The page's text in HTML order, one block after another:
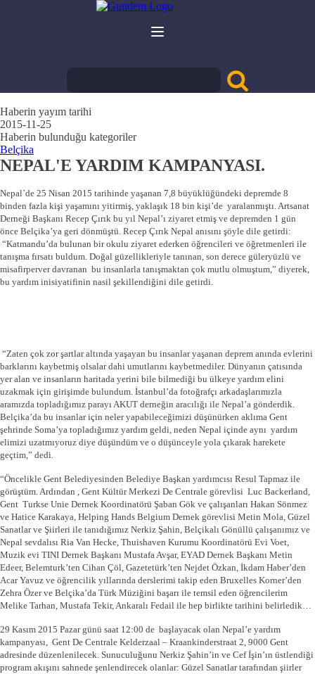
Haberin yayım tarihi
2015-11-25
Haberin bulunduğu kategoriler
Belçika
NEPAL'E YARDIM KAMPANYASI.
Nepal`de 25 Nisan 2015 tarihinde yaşanan 7,8 büyüklüğündeki depremde 8
binden fazla kişi yaşamını yitirmiş, yaklaşık 18 bin kişi’de yaralanmıştı. Artsanat
Derneği Başkanı Recep Çırık bu yıl Nepal’ı ziyaret etmiş ve depremden 1 gün
önce Belçika’ya geri dönmüştü. Recep Çırık Nepal anısını şöyle dile getirdi:
“Katmandu’da bulunan bir okulu ziyaret ederken öğrencileri ve öğretmenleri ile
tanışma fırsatı buldum. Doğal güzellikleriyle tanınan, son derece güleryüzlü ve
misafirperver davranan bu insanlarla tanışmaktan çok mutlu olmuştum,” diyerek,
bu yardım inisiyatifinin nasil şekillendiğini dile getirdi.
“Zaten çok zor şartlar altında yaşayan bu insanlar yaşanan deprem anında evlerini
barklarını kaybetmiş olsalar dahi umutlarını kaybetmediler. Dünyanın çatısında
yer alan ve insanların haritada yerini bile bilmediği bu ülkeye yardım elini
uzakmak için girişimde bulundum. İstanbul’da fotoğrafçı arkadaşlarımızla
aramızda topladığımız parayı AKUT derneğin aracılığı ile Nepal’a gönderdik.
Belçika’da bu insanlar için neler yapabileceğimizi düşünürken aklıma Gent
şehrinde Soma’ya topladığımız yardım geldi, neden Nepal içinde aynı yardım
elimizi uzatmıyoruz diye düşündüm ve o düşünceyle yola çıkarak harekete
geçtim,” dedi.
“Öncelikle Gent Belediyesinden Belediye Başkan yardımcısı Resul Tapmaz ile
görüştüm. Ardından , Gent Kültür Merkezi De Centrale görevlisi Luc Backerland,
Gent Turkse Unie Dernek Koordinatörü Şaban Gök ve çalışanları Hakan Sönmez
ve Hatice Karakaya, Helping Hands Belgium Dernek görevlisi Metin Mola, Güzel
Sanatlar ve Şiirleri ile tanıdığımız Nerkiz Şahin, Belçikalı Gönüllü çalışanımız ve
Nepal sevdalısı Ria Van Hecke, Thuishaven Kurumu Koordinatörü Evi Voet,
Muzik evi TINI Dernek Başkanı Mustafa Avşar, EYAD Dernek Başkanı Metin
Edeer, Belemturk’ten Cihan Çöl, Gazetetürk’ten Nejdet Özkan, İkdam Haber’den
Acar Yavuz ve öğrencilik yıllarında derslerimi takip eden Bruxelles Korner’den
Zehra Özer ve Belçika’da Türk Müziğini başarı ile temsil eden öğrencilerim
Melike Tarhan, Mustafa Tekir, Ankaralı Fedail ile hep birlikte tarihini belirledik…
29 Kasım 2015 Pazar günü saat 12:00 de başlayacak olan Nepal’e yardım
kampanyası, Gent De Centrale Kelderzaal – Kraankinderstraat 2, 9000 Gent
adresinde düzenlenilecek. Sunuculuğunu Nerkiz Şahin’in ve Cef İşin’ın üstlendiği
program akışını sahnede şenlendirecek olanlar: Güzel Sanatlar tarafından şiirler